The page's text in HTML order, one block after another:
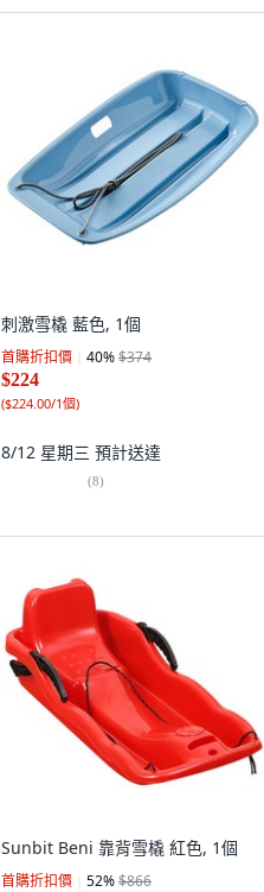
刺激雪橇 藍色, 1個
首購折扣價 40%$374
$224
($224.00/1個)
8/12 星期三 預計送達
(8)
Sunbit Beni 靠背雪橇 紅色, 1個
首購折扣價 52%$866